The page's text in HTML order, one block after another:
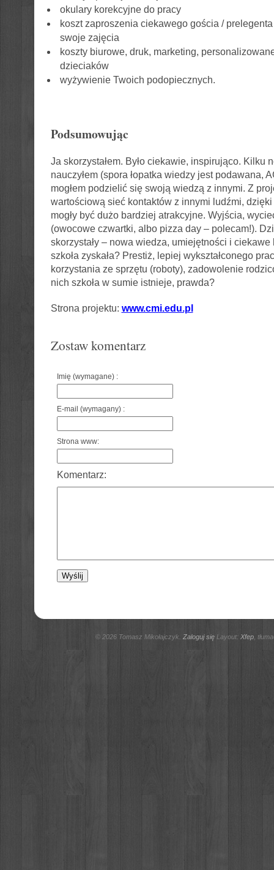
okulary korekcyjne do pracy
koszt zaproszenia ciekawego gościa /
swoje zajęcia
koszty biurowe, druk, marketing,
dzieciaków
wyżywienie Twoich podopiecznych.
Podsumowując
Ja skorzystałem. Było ciekawie, inspirująco. Kilku
nauczyłem (spora łopatka wiedzy jest podawana,
mogłem podzielić się swoją wiedzą z innymi. Z
wartościową sieć kontaktów z innymi ludźmi,
mogły być dużo bardziej atrakcyjne. Wyjścia,
(owocowe czwartki, albo pizza day – polecam!).
skorzystały – nowa wiedza, umiejętności i ciekawe
szkoła zyskała? Prestiż, lepiej wykształconego
korzystania ze sprzętu (roboty), zadowolenie
nich szkoła w sumie istnieje, prawda?
Strona projektu: www.cmi.edu.pl
Zostaw komentarz
Imię (wymagane) :
E-mail (wymagany) :
Strona www:
Komentarz:
© 2026 Tomasz Mikołajczyk. Zaloguj sięLayout: Xfep,